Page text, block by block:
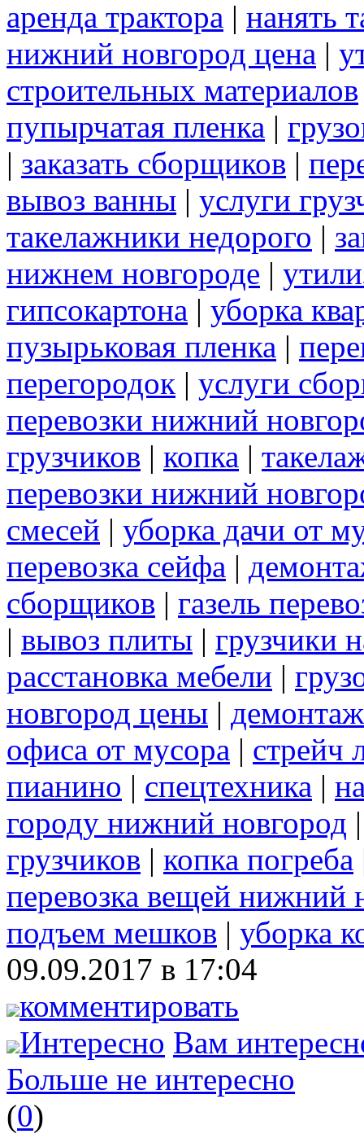
аренда трактора | нанять
нижний новгород цена |
строительных материалов
пупырчатая пленка |
| заказать сборщиков |
вывоз ванны | услуги
такелажники недорого |
нижнем новгороде |
гипсокартона | уборка
пузырьковая пленка |
перегородок | услуги
перевозки нижний
грузчиков | копка |
перевозки нижний
смесей | уборка дачи от
перевозка сейфа |
сборщиков | газель
| вывоз плиты | грузчики
расстановка мебели |
новгород цены | демонтаж
офиса от мусора | стрейч
пианино | спецтехника |
городу нижний новгород
грузчиков | копка погреба
перевозка вещей нижний
подъем мешков | уборка
09.09.2017 в 17:04
комментировать
Интересно Вам
Больше не интересно
(0)